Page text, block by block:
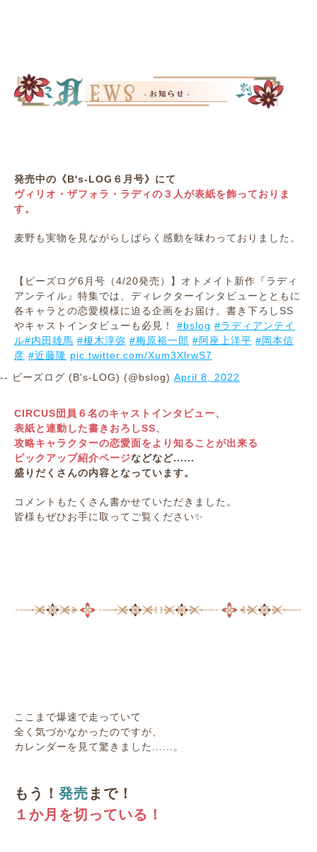
発売中の《B's-LOG６月号》にて
ヴィリオ・ザフォラ・ラディの３人が表紙を飾っておりま
す。
麦野も実物を見ながらしばらく感動を味わっておりました。
【ビーズログ6月号（4/20発売）】オトメイト新作『ラディ
アンテイル』特集では、ディレクターインタビューとともに
各キャラとの恋愛模様に迫る企画をお届け。書き下ろしSS
やキャストインタビューも必見！ #bslog #ラディアンテイ
ル#内田雄馬 #榎木淳弥 #梅原裕一郎 #阿座上洋平 #岡本信
彦 #近藤隆 pic.twitter.com/Xum3XlrwS7
-- ビーズログ (B's-LOG) (@bslog) April 8, 2022
CIRCUS団員６名のキャストインタビュー、
表紙と連動した書きおろしSS、
攻略キャラクターの恋愛面をより知ることが出来る
ピックアップ紹介ページなどなど......
盛りだくさんの内容となっています。
コメントもたくさん書かせていただきました。
皆様もぜひお手に取ってご覧ください✨
ここまで爆速で走っていて
全く気づかなかったのですが、
カレンダーを見て驚きました......。
もう！ 発売 まで！
１か月を切っている！